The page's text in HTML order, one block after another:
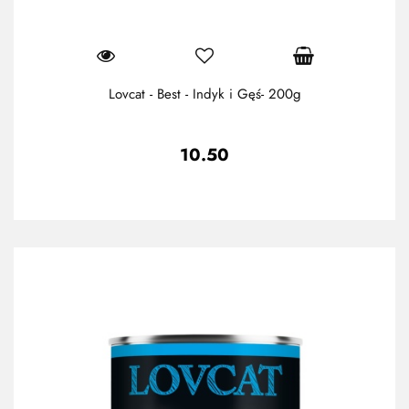
Lovcat - Best - Indyk i Gęś- 200g
10.50